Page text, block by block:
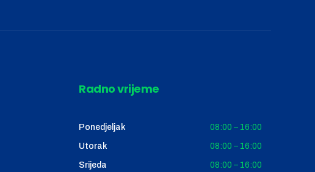
Radno vrijeme
Ponedjeljak 08:00 – 16:00
Utorak 08:00 – 16:00
Srijeda 08:00 – 16:00